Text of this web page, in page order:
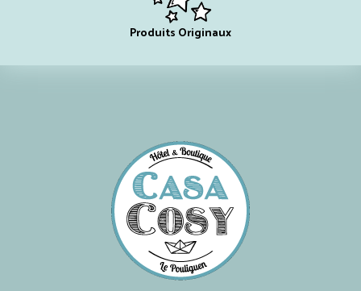
Produits Originaux